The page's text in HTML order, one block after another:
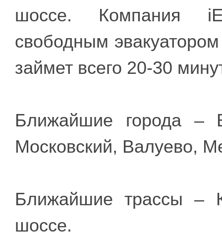
шоссе. Компания
свободным
займет всего 20-30
Ближайшие города –
Московский, Валуево,
Ближайшие трассы –
шоссе.